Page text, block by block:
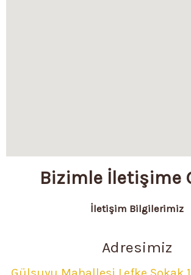
Bizimle İletişime
İletişim Bilgilerimiz
Adresimiz